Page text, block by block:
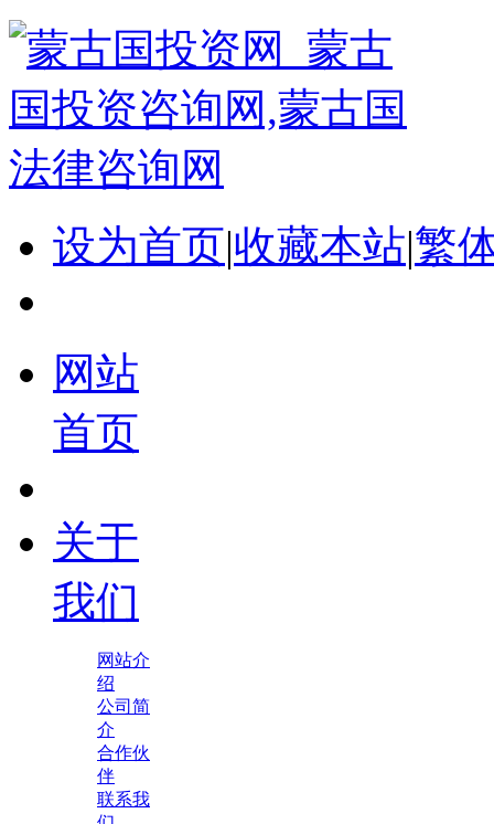
设为首页|收藏本站|繁
网站
首页
关于
我们
网站介
绍
公司简
介
合作伙
伴
联系我